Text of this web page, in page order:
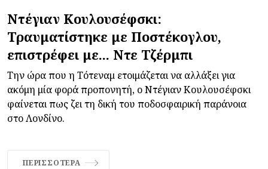
Ντέγιαν Κουλουσέφσκι:
Τραυματίστηκε με Ποστέκογλου,
επιστρέφει με... Ντε Τζέρμπι
Την ώρα που η Τότεναμ ετοιμάζεται να αλλάξει για
ακόμη μία φορά προπονητή, ο Ντέγιαν Κουλουσέφσκι
φαίνεται πως ζει τη δική του ποδοσφαιρική παράνοια
στο Λονδίνο.
ΠΕΡΙΣΣΌΤΕΡΑ